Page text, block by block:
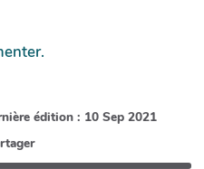
édition : 10 Sep 2021